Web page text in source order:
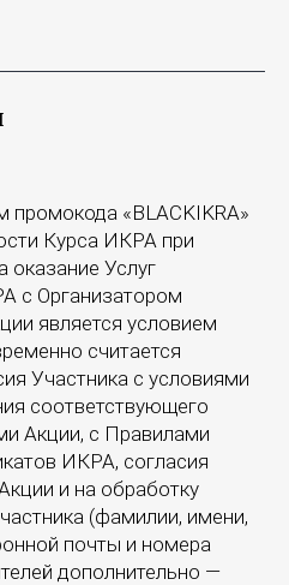
промокода «BLACKIKRA»
Курса ИКРА при
оказание Услуг
с Организатором
является условием
считается
Участника с условиями
соответствующего
Акции, с Правилами
ИКРА, согласия
и на обработку
(фамилии, имени,
почты и номера
дополнительно —